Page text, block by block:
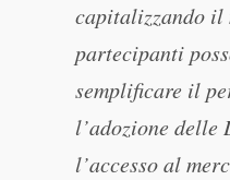
capitalizzando il
partecipanti
semplificare il
l’adozione delle
l’accesso al